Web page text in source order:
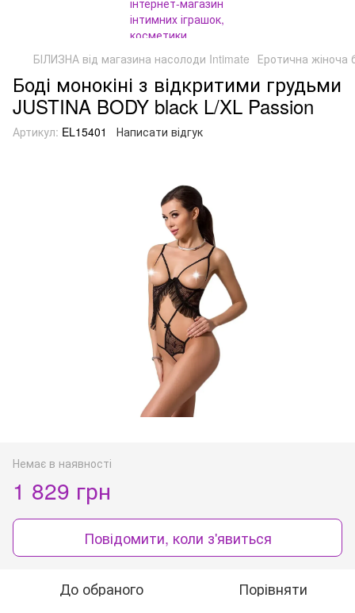
БІЛИЗНА від магазина насолоди Intimate Еротична жіноча
Боді монокіні з відкритими грудьми
JUSTINA BODY black L/XL Passion
Артикул: EL15401 Написати відгук
Немає в наявності
1 829 грн
Повідомити, коли з'явиться
До обраного Порівняти